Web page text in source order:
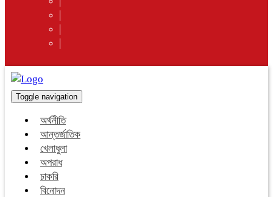
Toggle navigation
অর্থনীতি
আন্তর্জাতিক
খেলাধুলা
অপরাধ
চাকরি
বিনোদন